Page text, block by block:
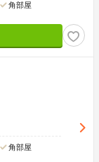
角部屋
角部屋